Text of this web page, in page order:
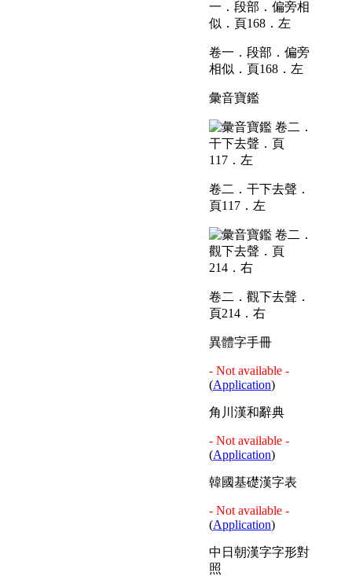
卷一．段部．偏旁
相似．頁168．左
彙音寶鑑
卷二．干下去聲．
頁117．左
卷二．觀下去聲．
頁214．右
異體字手冊
- Not available -
(Application)
角川漢和辭典
- Not available -
(Application)
韓國基礎漢字表
- Not available -
(Application)
中日朝漢字字形對
照